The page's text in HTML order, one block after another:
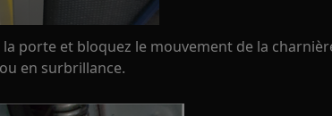
la porte et bloquez le mouvement de la
en surbrillance.